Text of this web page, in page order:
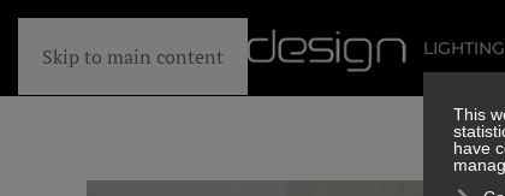
Skip to main content LIGHTING